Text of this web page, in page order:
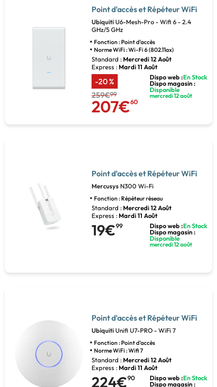
Point d'accès et Répéteur WiFi
UbiquitiU6-Mesh-Pro - Wifi 6 - 2.4
GHz/5 GHz
Fonction : Point d'accès
Norme WiFi : Wi-Fi 6 (802.11ax)
Standard : Mercredi 12 Août
Express : Mardi 11 Août
-20 %
259€99
207€60
Dispo web :En Stock
Dispo magasin :
Disponible
mercredi 12 août
Point d'accès et Répéteur WiFi
Mercusys N300 Wi-Fi
Fonction : Répéteur réseau
Standard : Mercredi 12 Août
Express : Mardi 11 Août
19€99 Dispo web :En Stock
Dispo magasin :
Disponible
mercredi 12 août
Point d'accès et Répéteur WiFi
UbiquitiUnifi U7-PRO - WiFi 7
Fonction : Point d'accès
Norme WiFi : Wifi 7
Standard : Mercredi 12 Août
Express : Mardi 11 Août
224€90 Dispo web :En Stock
Dispo magasin :